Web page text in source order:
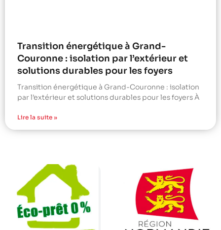
Transition énergétique à Grand-
Couronne : isolation par l’extérieur et
solutions durables pour les foyers
Transition énergétique à Grand-Couronne : isolation
par l’extérieur et solutions durables pour les foyers À
Lire la suite »